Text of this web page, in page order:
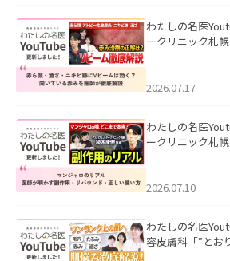
わたしの名医
ークリニック札
した。
2026.07.17
わたしの名医
ークリニック札
た。
2026.07.10
わたしの名医
容皮膚科「”とお